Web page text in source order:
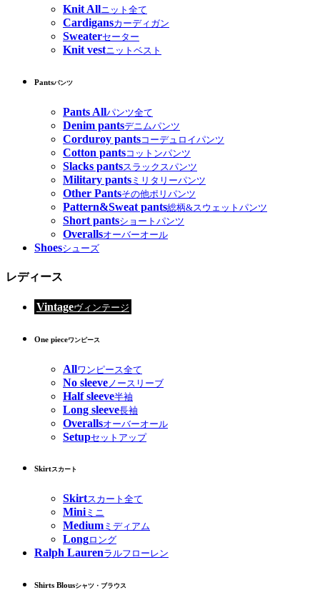
Knit Allニット全て
Cardigansカーディガン
Sweaterセーター
Knit vestニットベスト
Pantsパンツ
Pants Allパンツ全て
Denim pantsデニムパンツ
Corduroy pantsコーデュロイパンツ
Cotton pantsコットンパンツ
Slacks pantsスラックスパンツ
Military pants ミリタリーパンツ
Other Pantsその他ポリパンツ
Pattern&Sweat pants総柄&スウェットパンツ
Short pantsショートパンツ
Overallsオーバーオール
Shoesシューズ
レディース
Vintageヴィンテージ
One pieceワンピース
Allワンピース全て
No sleeve ノースリーブ
Half sleeve半袖
Long sleeve長袖
Overallsオーバーオール
Setupセットアップ
Skirtスカート
Skirtスカート全て
Miniミニ
Medium ミディアム
Longロング
Ralph Laurenラルフローレン
Shirts Blousシャツ・ブラウス